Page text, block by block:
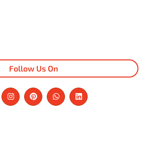
Follow Us On